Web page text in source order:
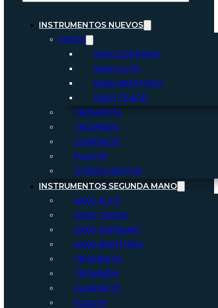
INSTRUMENTOS NUEVOS
SAXOS
SAXO SOPRANO
SAXO ALTO
SAXO BARITONO
SAXO TENOR
TROMPETA
TROMBÓN
CLARINETE
FLAUTA
OTROS VIENTOS
INSTRUMENTOS SEGUNDA MANO
SAXO ALTO
SAXO TENOR
SAXO SOPRANO
SAXO BARÍTONO
TROMPETA
TROMBÓN
CLARINETE
FLAUTA